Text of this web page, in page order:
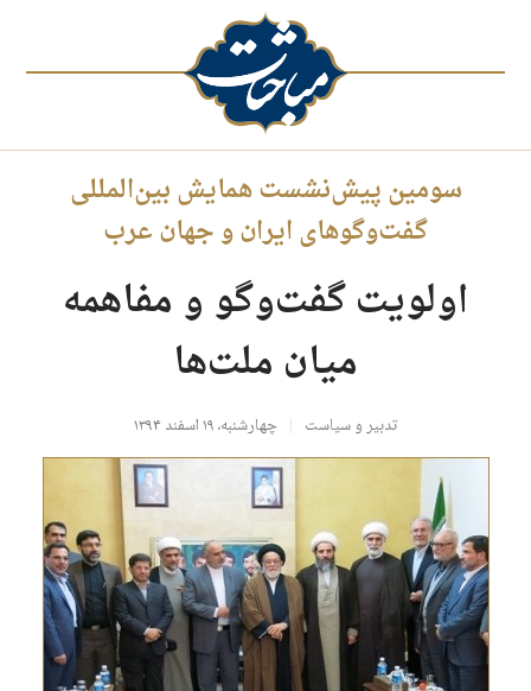
سومین پیش‌نشست همایش بین‌المللی
گفت‌وگوهای ایران و جهان عرب
اولویت گفت‌وگو و مفاهمه
میان ملت‌ها
تدبیر و سیاست چهارشنبه، ۱۹ اسفند ۱۳۹۴